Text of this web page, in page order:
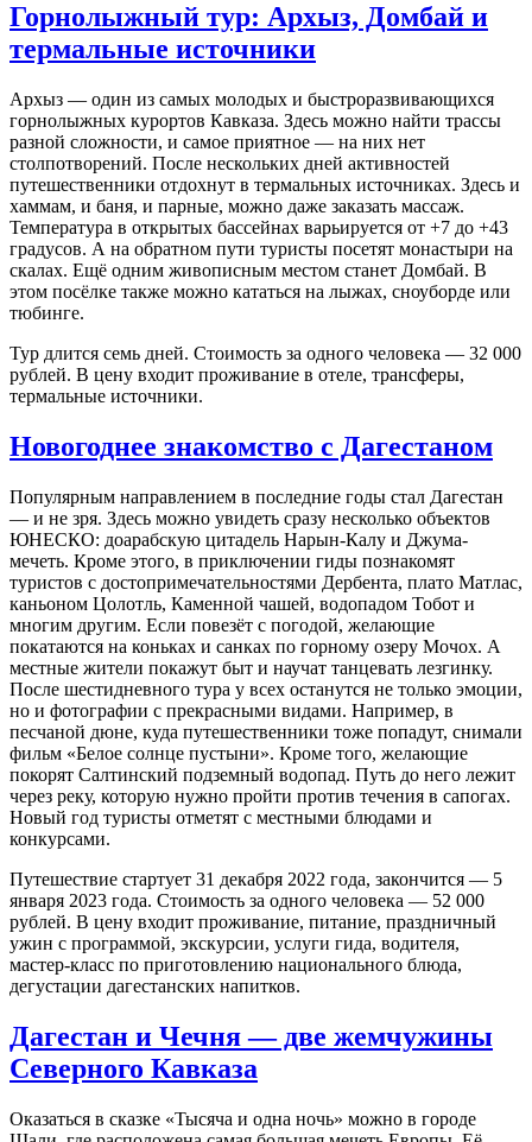
Горнолыжный тур: Архыз, Домбай и
термальные источники
Архыз — один из самых молодых и быстроразвивающихся
горнолыжных курортов Кавказа. Здесь можно найти трассы
разной сложности, и самое приятное — на них нет
столпотворений. После нескольких дней активностей
путешественники отдохнут в термальных источниках. Здесь и
хаммам, и баня, и парные, можно даже заказать массаж.
Температура в открытых бассейнах варьируется от +7 до +43
градусов. А на обратном пути туристы посетят монастыри на
скалах. Ещё одним живописным местом станет Домбай. В
этом посёлке также можно кататься на лыжах, сноуборде или
тюбинге.
Тур длится семь дней. Стоимость за одного человека — 32 000
рублей. В цену входит проживание в отеле, трансферы,
термальные источники.
Новогоднее знакомство с Дагестаном
Популярным направлением в последние годы стал Дагестан
— и не зря. Здесь можно увидеть сразу несколько объектов
ЮНЕСКО: доарабскую цитадель Нарын-Калу и Джума-
мечеть. Кроме этого, в приключении гиды познакомят
туристов с достопримечательностями Дербента, плато Матлас,
каньоном Цолотль, Каменной чашей, водопадом Тобот и
многим другим. Если повезёт с погодой, желающие
покатаются на коньках и санках по горному озеру Мочох. А
местные жители покажут быт и научат танцевать лезгинку.
После шестидневного тура у всех останутся не только эмоции,
но и фотографии с прекрасными видами. Например, в
песчаной дюне, куда путешественники тоже попадут, снимали
фильм «Белое солнце пустыни». Кроме того, желающие
покорят Салтинский подземный водопад. Путь до него лежит
через реку, которую нужно пройти против течения в сапогах.
Новый год туристы отметят с местными блюдами и
конкурсами.
Путешествие стартует 31 декабря 2022 года, закончится — 5
января 2023 года. Стоимость за одного человека — 52 000
рублей. В цену входит проживание, питание, праздничный
ужин с программой, экскурсии, услуги гида, водителя,
мастер-класс по приготовлению национального блюда,
дегустации дагестанских напитков.
Дагестан и Чечня — две жемчужины
Северного Кавказа
Оказаться в сказке «Тысяча и одна ночь» можно в городе